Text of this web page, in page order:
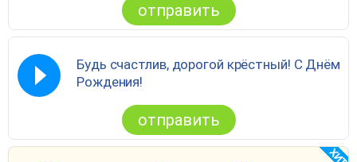
отправить
Будь счастлив, дорогой крёстный! С Днём
Рождения!
отправить